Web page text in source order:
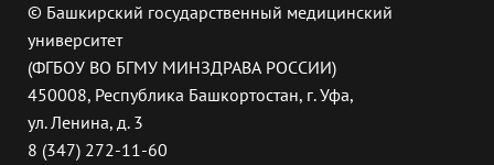
© Башкирский государственный медицинский
университет
(ФГБОУ ВО БГМУ МИНЗДРАВА РОССИИ)
450008, Республика Башкортостан, г. Уфа,
ул. Ленина, д. 3
8 (347) 272-11-60